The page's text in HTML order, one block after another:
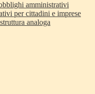
amministrativi
per cittadini e imprese
analoga